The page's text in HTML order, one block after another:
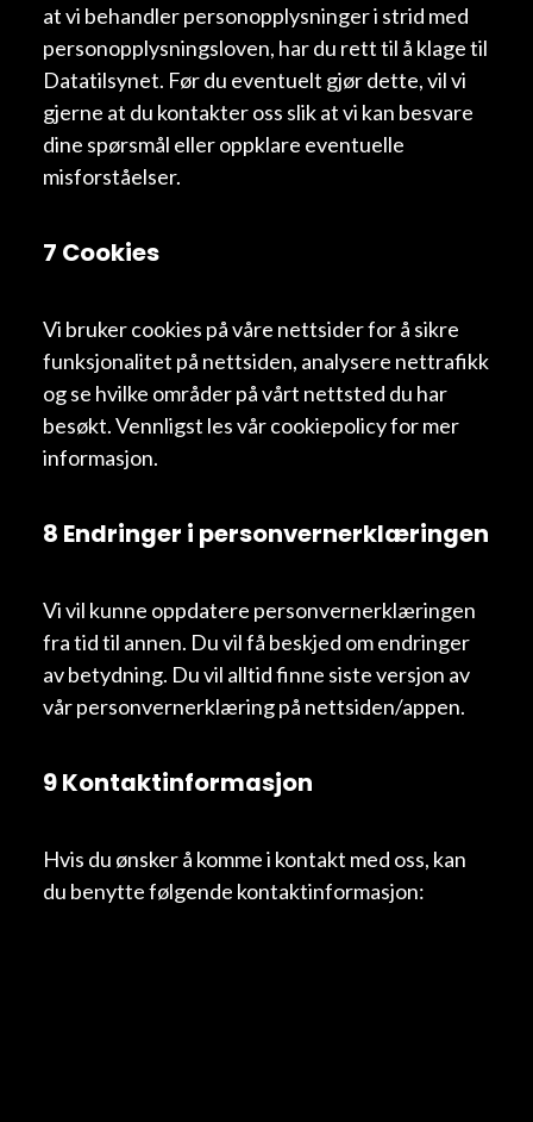
at vi behandler personopplysninger i strid med
personopplysningsloven, har du rett til å klage til
Datatilsynet. Før du eventuelt gjør dette, vil vi
gjerne at du kontakter oss slik at vi kan besvare
dine spørsmål eller oppklare eventuelle
misforståelser.
7 Cookies
Vi bruker cookies på våre nettsider for å sikre
funksjonalitet på nettsiden, analysere nettrafikk
og se hvilke områder på vårt nettsted du har
besøkt. Vennligst les vår cookiepolicy for mer
informasjon.
8 Endringer i personvernerklæringen
Vi vil kunne oppdatere personvernerklæringen
fra tid til annen. Du vil få beskjed om endringer
av betydning. Du vil alltid finne siste versjon av
vår personvernerklæring på nettsiden/appen.
9 Kontaktinformasjon
Hvis du ønsker å komme i kontakt med oss, kan
du benytte følgende kontaktinformasjon: